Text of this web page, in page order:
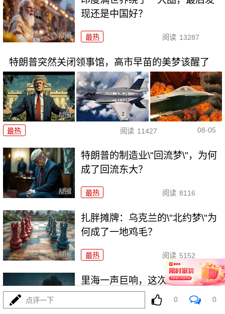
现还是中国好？
最热 阅读 13287
特朗普突然关闭领事馆，高市早苗的美梦该醒了
最热 阅读 11427 08-05
特朗普的制造业\"回流梦\"，为何
成了回流东大？
最热 阅读 8116
扎胖摊牌：乌克兰的\"北约梦\"为
何成了一地鸡毛？
最热 阅读 5152
里海一声巨响，这次差点把两场
战争炸成一锅粥！
点评一下 0 0